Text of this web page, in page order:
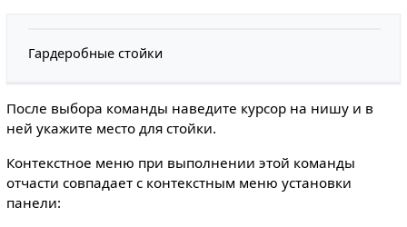
Гардеробные стойки
После выбора команды наведите курсор на нишу и в
ней укажите место для стойки.
Контекстное меню при выполнении этой команды
отчасти совпадает с контекстным меню установки
панели: